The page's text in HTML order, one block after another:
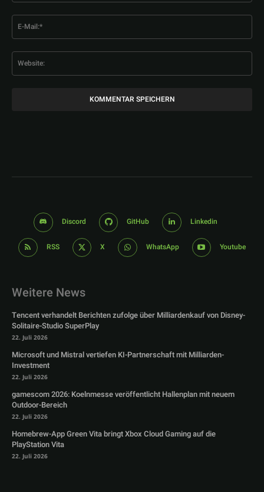
Discord GitHub Linkedin
RSS X WhatsApp Youtube
Weitere News
Tencent verhandelt Berichten zufolge über Milliardenkauf von Disney-
Solitaire-Studio SuperPlay
22. Juli 2026
Microsoft und Mistral vertiefen KI-Partnerschaft mit Milliarden-
Investment
22. Juli 2026
gamescom 2026: Koelnmesse veröffentlicht Hallenplan mit neuem
Outdoor-Bereich
22. Juli 2026
Homebrew-App Green Vita bringt Xbox Cloud Gaming auf die
PlayStation Vita
22. Juli 2026